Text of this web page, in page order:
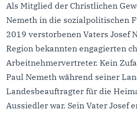
Als Mitglied der Christlichen
Nemeth in die sozialpolitischen
2019 verstorbenen Vaters Josef
Region bekannten engagierten
Arbeitnehmervertreter. Kein
Paul Nemeth während seiner
Landesbeauftragter für die
Aussiedler war. Sein Vater Josef